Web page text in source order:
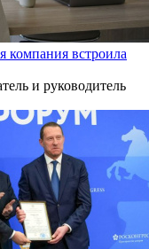
компания встроила
и руководитель